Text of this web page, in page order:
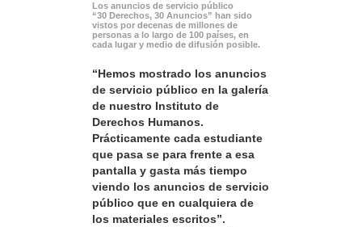
Los anuncios de servicio público
“30 Derechos, 30 Anuncios” han sido
vistos por decenas de millones de
personas a lo largo de 100 países, en
cada lugar y medio de difusión posible.
“Hemos mostrado los anuncios
de servicio público en la galería
de nuestro Instituto de
Derechos Humanos.
Prácticamente cada estudiante
que pasa se para frente a esa
pantalla y gasta más tiempo
viendo los anuncios de servicio
público que en cualquiera de
los materiales escritos”.